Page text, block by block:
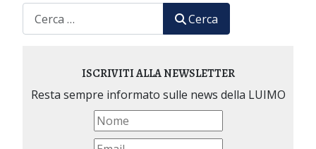
Cerca
ISCRIVITI ALLA NEWSLETTER
Resta sempre informato sulle news della LUIMO